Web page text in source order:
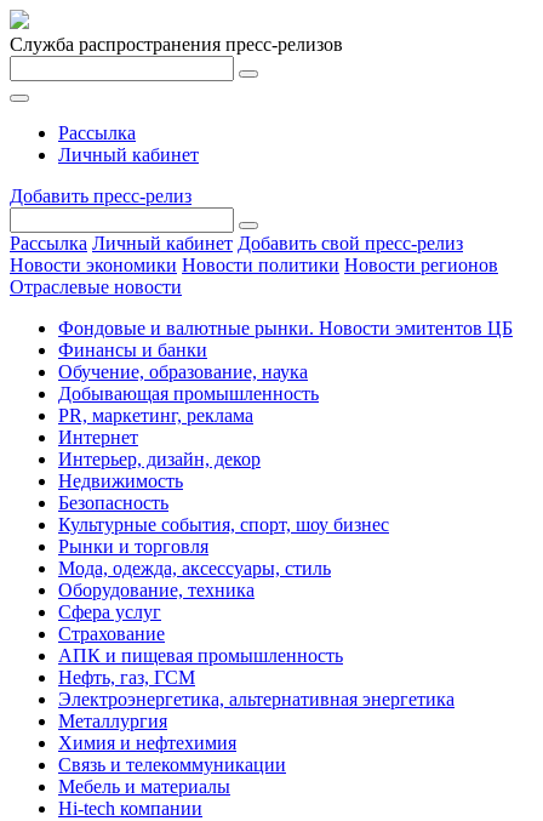
Служба распространения пресс-релизов
Рассылка
Личный кабинет
Добавить пресс-релиз
Рассылка Личный кабинет Добавить свой пресс-релиз
Новости экономики Новости политики Новости регионов
Отраслевые новости
Фондовые и валютные рынки. Новости эмитентов ЦБ
Финансы и банки
Обучение, образование, наука
Добывающая промышленность
PR, маркетинг, реклама
Интернет
Интерьер, дизайн, декор
Недвижимость
Безопасность
Культурные события, спорт, шоу бизнес
Рынки и торговля
Мода, одежда, аксессуары, стиль
Оборудование, техника
Сфера услуг
Страхование
АПК и пищевая промышленность
Нефть, газ, ГСМ
Электроэнергетика, альтернативная энергетика
Металлургия
Химия и нефтехимия
Связь и телекоммуникации
Мебель и материалы
Hi-tech компании